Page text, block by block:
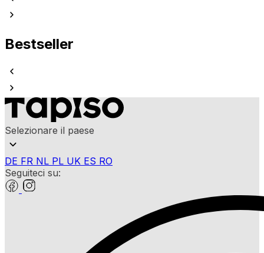
Bestseller
Selezionare il paese
DE FR NL PL UK ES RO
Seguiteci su: